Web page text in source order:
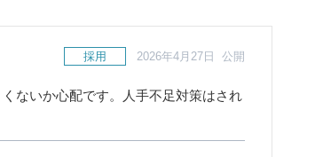
採用 2026年4月27日 公開
ないか心配です。人手不足対策はされ